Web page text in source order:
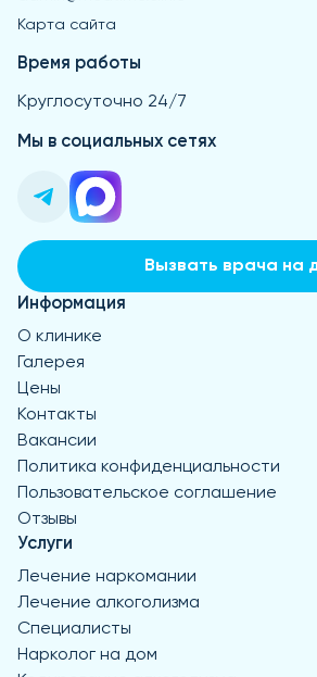
Карта сайта
Время работы
Круглосуточно 24/7
Мы в социальных сетях
Вызвать врача на
Информация
О клинике
Галерея
Цены
Контакты
Вакансии
Политика конфиденциальности
Пользовательское соглашение
Отзывы
Услуги
Лечение наркомании
Лечение алкоголизма
Специалисты
Нарколог на дом